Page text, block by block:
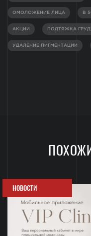
ОМОЛОЖЕНИЕ ЛИЦА В
АКЦИИ ПОДТЯЖКА
УДАЛЕНИЕ ПИГМЕНТАЦИИ
НОВОСТИ